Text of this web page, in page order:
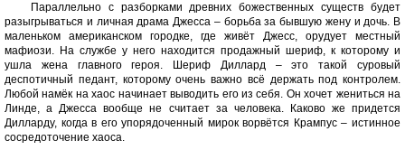
Параллельно с разборками древних божественных существ будет
разыгрываться и личная драма Джесса – борьба за бывшую жену и дочь. В
маленьком американском городке, где живёт Джесс, орудует местный
мафиози. На службе у него находится продажный шериф, к которому и
ушла жена главного героя. Шериф Диллард – это такой суровый
деспотичный педант, которому очень важно всё держать под контролем.
Любой намёк на хаос начинает выводить его из себя. Он хочет жениться на
Линде, а Джесса вообще не считает за человека. Каково же придется
Дилларду, когда в его упорядоченный мирок ворвётся Крампус – истинное
сосредоточение хаоса.